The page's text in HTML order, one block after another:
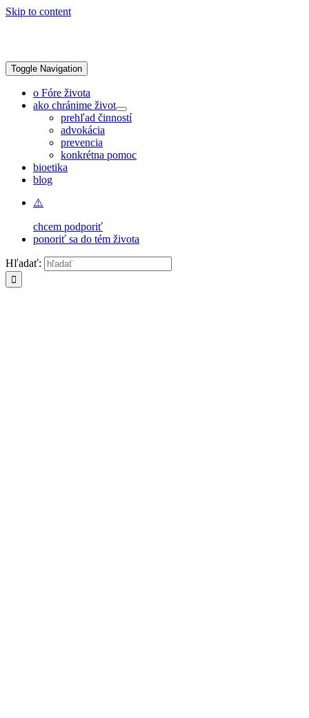
Skip to content
Toggle Navigation
o Fóre života
ako chránime život
prehľad činností
advokácia
prevencia
konkrétna pomoc
bioetika
blog
chcem podporiť
ponoriť sa do tém života
Hľadať: